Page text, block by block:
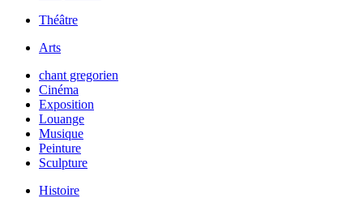
Théâtre
Arts
chant gregorien
Cinéma
Exposition
Louange
Musique
Peinture
Sculpture
Histoire